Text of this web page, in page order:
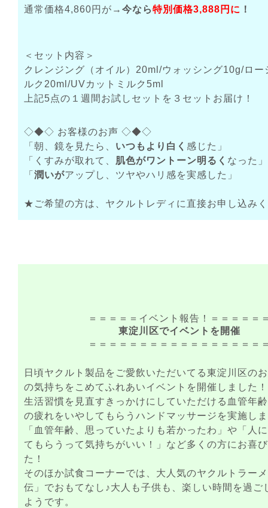
通常価格4,860円が→ 今なら特別価格3,888円に ！
＜セット内容＞
クレンジング（オイル）20ml/ウォッシング10g/ロ
ルク20ml/UVカットミルク5ml
上記5点の１週間お試しセットを３セットお届け！
◇◆◇ お客様のお声 ◇◆◇
「朝、鏡を見たら、 いつもより白く 感じた」
「くすみが取れて、 肌色がワントーン明るく なった」
「 潤いがアップし、ツヤやハリ感を実感した」
★ご希望の方は、ヤクルトレディに直接お申し込み
＝＝＝＝＝イベント報告！＝＝＝＝＝
東淀川区でイベントを開催
＝＝＝＝＝＝＝＝＝＝＝＝＝＝＝＝＝
日頃ヤクルト製品をご愛飲いただいてる東淀川区の
の気持ちをこめてふれあいイベントを開催しました！
生活習慣を見直すきっかけにしていただける血管年
の疲れをいやしてもらうハンドマッサージを実施し
「血管年齢、思っていたよりも若かったわ」や「人
てもらうって気持ちがいい！」など多くの方にお喜
た！
そのほか試食コーナーでは、大人気のヤクルトラー
伝」でおもてなし♪大人も子供も、楽しい時間を過ご
ようです。